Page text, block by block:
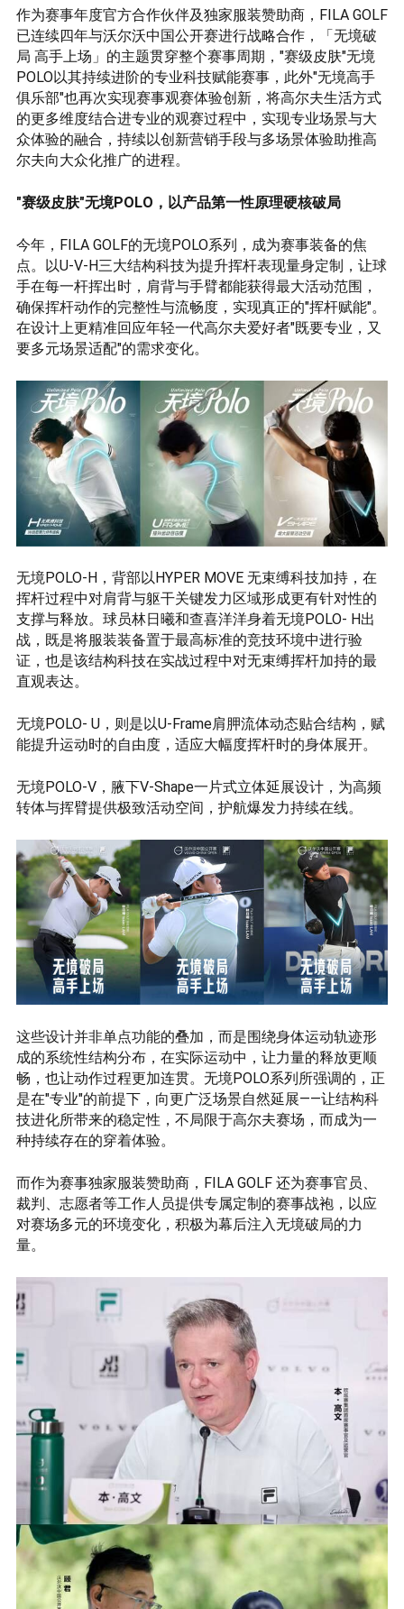
作为赛事年度官方合作伙伴及独家服装赞助商，FILA GOLF
已连续四年与沃尔沃中国公开赛进行战略合作，「无境破
局 高手上场」的主题贯穿整个赛事周期，"赛级皮肤"无境
POLO以其持续进阶的专业科技赋能赛事，此外"无境高手
俱乐部"也再次实现赛事观赛体验创新，将高尔夫生活方式
的更多维度结合进专业的观赛过程中，实现专业场景与大
众体验的融合，持续以创新营销手段与多场景体验助推高
尔夫向大众化推广的进程。
"赛级皮肤"无境POLO，以产品第一性原理硬核破局
今年，FILA GOLF的无境POLO系列，成为赛事装备的焦
点。以U-V-H三大结构科技为提升挥杆表现量身定制，让球
手在每一杆挥出时，肩背与手臂都能获得最大活动范围，
确保挥杆动作的完整性与流畅度，实现真正的"挥杆赋能"。
在设计上更精准回应年轻一代高尔夫爱好者"既要专业，又
要多元场景适配"的需求变化。
无境POLO-H，背部以HYPER MOVE 无束缚科技加持，在
挥杆过程中对肩背与躯干关键发力区域形成更有针对性的
支撑与释放。球员林日曦和查喜洋洋身着无境POLO- H出
战，既是将服装装备置于最高标准的竞技环境中进行验
证，也是该结构科技在实战过程中对无束缚挥杆加持的最
直观表达。
无境POLO- U，则是以U-Frame肩胛流体动态贴合结构，赋
能提升运动时的自由度，适应大幅度挥杆时的身体展开。
无境POLO-V，腋下V-Shape一片式立体延展设计，为高频
转体与挥臂提供极致活动空间，护航爆发力持续在线。
这些设计并非单点功能的叠加，而是围绕身体运动轨迹形
成的系统性结构分布，在实际运动中，让力量的释放更顺
畅，也让动作过程更加连贯。无境POLO系列所强调的，正
是在"专业"的前提下，向更广泛场景自然延展——让结构科
技进化所带来的稳定性，不局限于高尔夫赛场，而成为一
种持续存在的穿着体验。
而作为赛事独家服装赞助商，FILA GOLF 还为赛事官员、
裁判、志愿者等工作人员提供专属定制的赛事战袍，以应
对赛场多元的环境变化，积极为幕后注入无境破局的力
量。